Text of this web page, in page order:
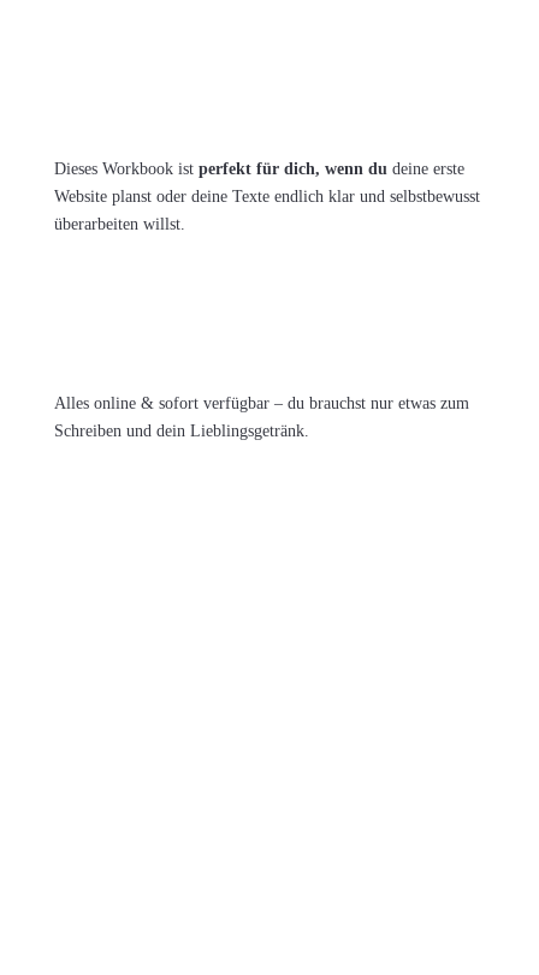
Dieses Workbook ist perfekt für dich, wenn du deine erste
Website planst oder deine Texte endlich klar und selbstbewusst
überarbeiten willst.
Alles online & sofort verfügbar – du brauchst nur etwas zum
Schreiben und dein Lieblingsgetränk.